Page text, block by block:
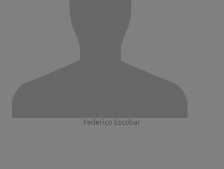
Federico Escobar